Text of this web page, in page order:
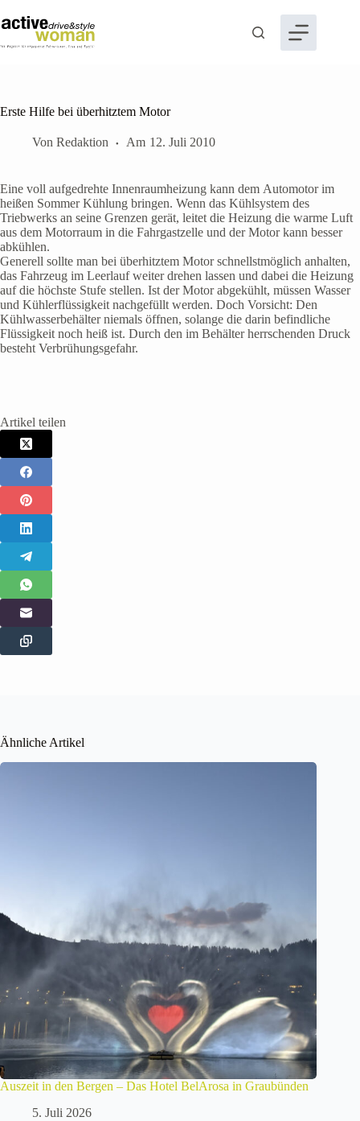
Inhalt
springen
Erste Hilfe bei überhitztem Motor
Von Redaktion Am 12. Juli 2010
Eine voll aufgedrehte Innenraumheizung kann dem Automotor im
heißen Sommer Kühlung bringen. Wenn das Kühlsystem des
Triebwerks an seine Grenzen gerät, leitet die Heizung die warme Luft
aus dem Motorraum in die Fahrgastzelle und der Motor kann besser
abkühlen.
Generell sollte man bei überhitztem Motor schnellstmöglich anhalten,
das Fahrzeug im Leerlauf weiter drehen lassen und dabei die Heizung
auf die höchste Stufe stellen. Ist der Motor abgekühlt, müssen Wasser
und Kühlerflüssigkeit nachgefüllt werden. Doch Vorsicht: Den
Kühlwasserbehälter niemals öffnen, solange die darin befindliche
Flüssigkeit noch heiß ist. Durch den im Behälter herrschenden Druck
besteht Verbrühungsgefahr.
Artikel teilen
Ähnliche Artikel
Auszeit in den Bergen – Das Hotel BelArosa in Graubünden
5. Juli 2026